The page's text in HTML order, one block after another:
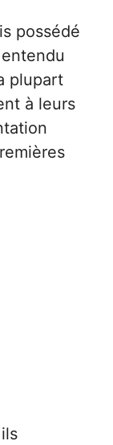
possédé
entendu
plupart
à leurs